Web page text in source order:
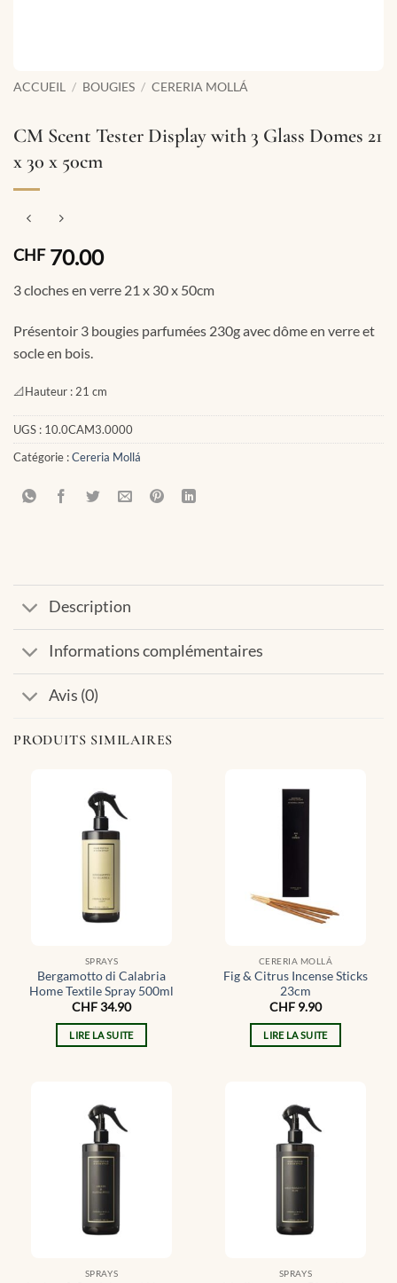
ACCUEIL / BOUGIES / CERERIA MOLLÁ
CM Scent Tester Display with 3 Glass Domes 21
x 30 x 50cm
CHF70.00
3 cloches en verre 21 x 30 x 50cm
Présentoir 3 bougies parfumées 230g avec dôme en verre et
socle en bois.
📐Hauteur : 21 cm
UGS : 10.0CAM3.0000
Catégorie :Cereria Mollá
Description
Informations complémentaires
Avis (0)
PRODUITS SIMILAIRES
SPRAYS
Bergamotto di Calabria
Home Textile Spray 500ml
CHF34.90
LIRE LA SUITE
CERERIA MOLLÁ
Fig & Citrus Incense Sticks
23cm
CHF 9.90
LIRE LA SUITE
SPRAYS SPRAYS